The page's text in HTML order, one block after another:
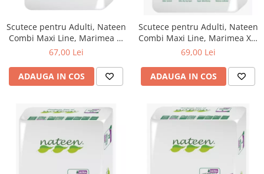
Nature Tech (11 produse)
Ommia Skincare & Mothercare (9
Produse)
Organic Terra (2 produse)
Pawxie (12 produse)
Pikdare - Pic Solutions (22
produse)
ProdNat (6 produse)
Scutece pentru Adulti, Nateen
Combi Maxi Line, Marimea L,
10buc.
67,00 Lei
ADAUGA IN COS
Scutece pentru Adulti, Nateen
Combi Maxi Line, Marimea XL,
10buc.
69,00 Lei
ADAUGA IN COS